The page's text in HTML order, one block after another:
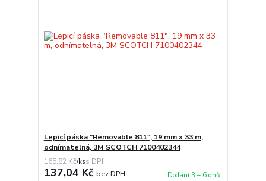
Lepicí páska "Removable 811", 19 mm x 33 m,
odnímatelná, 3M SCOTCH 7100402344
165,82 Kč/ks
137,04 Kč bez DPH Dodání 3 – 6 dnů